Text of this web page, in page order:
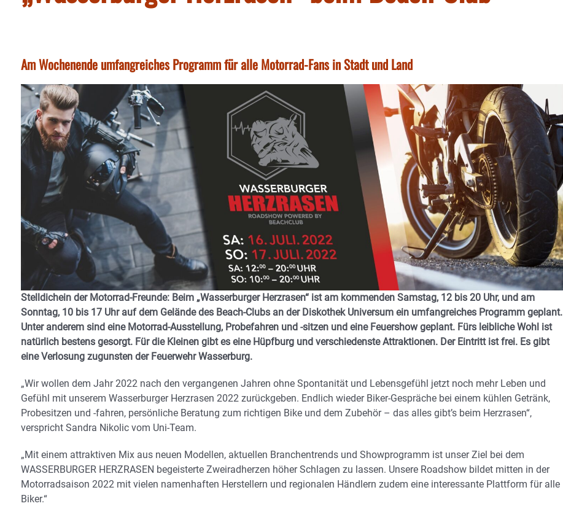
Am Wochenende umfangreiches Programm für alle Motorrad-Fans in Stadt und Land
Stelldichein der Motorrad-Freunde: Beim „Wasserburger Herzrasen“ ist am kommenden Samstag, 12 bis 20 Uhr, und am
Sonntag, 10 bis 17 Uhr auf dem Gelände des Beach-Clubs an der Diskothek Universum ein umfangreiches Programm geplant.
Unter anderem sind eine Motorrad-Ausstellung, Probefahren und -sitzen und eine Feuershow geplant. Fürs leibliche Wohl ist
natürlich bestens gesorgt. Für die Kleinen gibt es eine Hüpfburg und verschiedenste Attraktionen. Der Eintritt ist frei. Es gibt
eine Verlosung zugunsten der Feuerwehr Wasserburg.
„Wir wollen dem Jahr 2022 nach den vergangenen Jahren ohne Spontanität und Lebensgefühl jetzt noch mehr Leben und
Gefühl mit unserem Wasserburger Herzrasen 2022 zurückgeben. Endlich wieder Biker-Gespräche bei einem kühlen Getränk,
Probesitzen und -fahren, persönliche Beratung zum richtigen Bike und dem Zubehör – das alles gibt’s beim Herzrasen“,
verspricht Sandra Nikolic vom Uni-Team.
„Mit einem attraktiven Mix aus neuen Modellen, aktuellen Branchentrends und Showprogramm ist unser Ziel bei dem
WASSERBURGER HERZRASEN begeisterte Zweiradherzen höher Schlagen zu lassen. Unsere Roadshow bildet mitten in der
Motorradsaison 2022 mit vielen namenhaften Herstellern und regionalen Händlern zudem eine interessante Plattform für alle
Biker.“